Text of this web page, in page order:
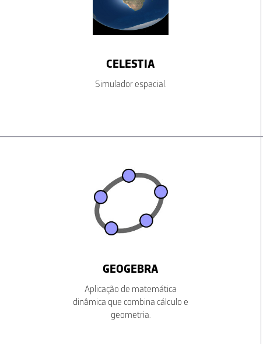
CELESTIA
Simulador espacial.
GEOGEBRA
Aplicação de matemática
dinâmica que combina cálculo e
geometria.